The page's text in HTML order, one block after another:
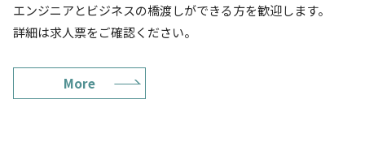
エンジニアとビジネスの橋渡しができる方を歓迎します。
詳細は求人票をご確認ください。
More